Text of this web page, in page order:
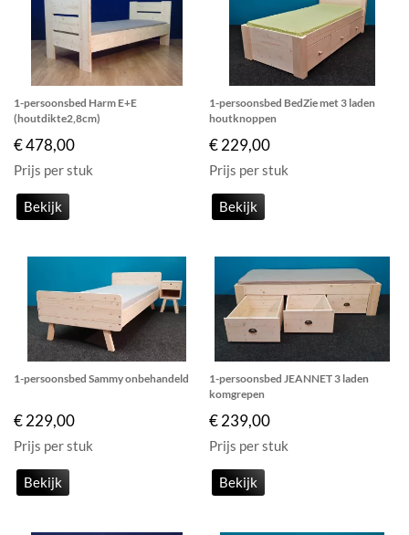
1-persoonsbed Harm E+E
(houtdikte2,8cm)
€ 478,00
Prijs per stuk
Bekijk
1-persoonsbed BedZie met 3 laden
houtknoppen
€ 229,00
Prijs per stuk
Bekijk
1-persoonsbed Sammy onbehandeld
€ 229,00
Prijs per stuk
Bekijk
1-persoonsbed JEANNET 3 laden
komgrepen
€ 239,00
Prijs per stuk
Bekijk